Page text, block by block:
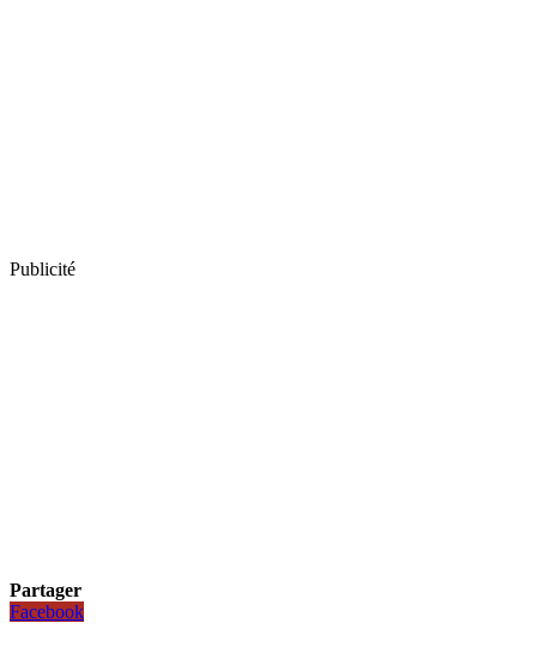
Publicité
Partager
Facebook